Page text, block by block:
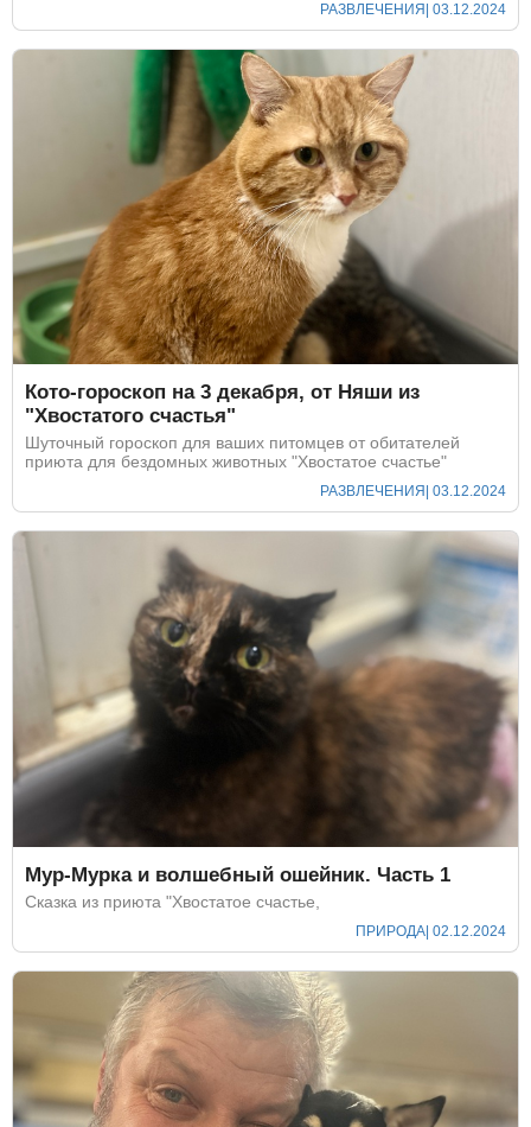
РАЗВЛЕЧЕНИЯ | 03.12.2024
Кото-гороскоп на 3 декабря, от Няши из
"Хвостатого счастья"
Шуточный гороскоп для ваших питомцев от обитателей
приюта для бездомных животных "Хвостатое счастье"
РАЗВЛЕЧЕНИЯ | 03.12.2024
Мур-Мурка и волшебный ошейник. Часть 1
Сказка из приюта "Хвостатое счастье,
ПРИРОДА| 02.12.2024